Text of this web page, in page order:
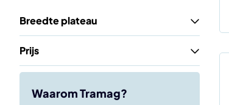
Breedte plateau
Prijs
Waarom Tramag?